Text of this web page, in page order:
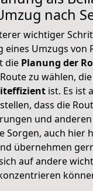
nach
wichtiger
eines Umzugs von
diePlanung der
zu wählen,
ist. Es ist
dass die
und
Sorgen, auch hier
übernehmen
auf andere